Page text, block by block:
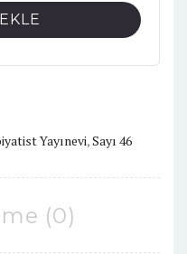
Yayınevi,Sayı 46
(0)